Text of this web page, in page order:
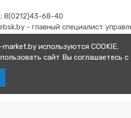
8(0212)43-68-40
- главный специалист
заместитель начальник отдела
и бытовых услуг главного
и услуг Витебского областного
комитета.
используются COOKIE.
сайт Вы соглашаетесь с